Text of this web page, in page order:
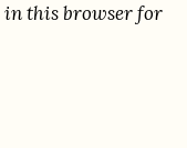
in this browser for